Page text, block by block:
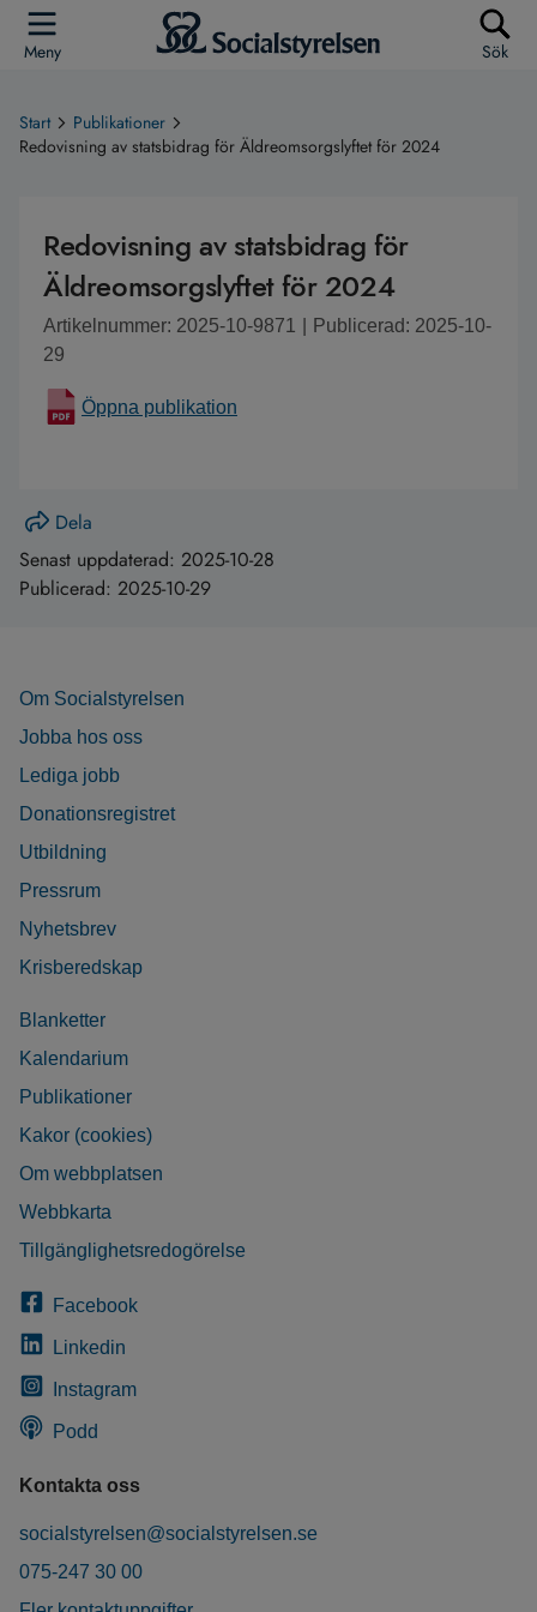
Meny Sök
Start
Publikationer
Redovisning av statsbidrag för Äldreomsorgslyftet för 2024
Redovisning av statsbidrag för
Äldreomsorgslyftet för 2024
Artikelnummer: 2025-10-9871
Publicerad: 2025-10-
29
Öppna publikation
Dela
Senast uppdaterad: 2025-10-28
Publicerad: 2025-10-29
Om Socialstyrelsen
Jobba hos oss
Lediga jobb
Donationsregistret
Utbildning
Pressrum
Nyhetsbrev
Krisberedskap
Blanketter
Kalendarium
Publikationer
Kakor (cookies)
Om webbplatsen
Webbkarta
Tillgänglighetsredogörelse
Facebook
Linkedin
Instagram
Podd
Kontakta oss
socialstyrelsen@socialstyrelsen.se
075-247 30 00